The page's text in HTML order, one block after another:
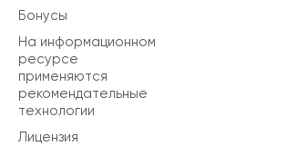
Бонусы
На информационном
ресурсе
применяются
рекомендательные
технологии
Лицензия